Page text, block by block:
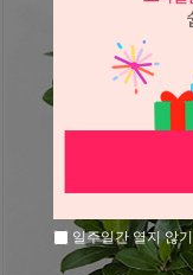
일주일간 열지 않기